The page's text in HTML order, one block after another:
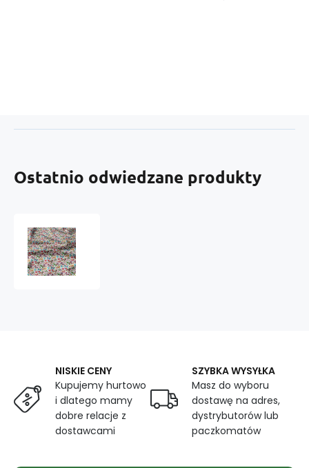
Ostatnio odwiedzane produkty
NISKIE CENY
Kupujemy hurtowo
i dlatego mamy
dobre relacje z
dostawcami
SZYBKA WYSYŁKA
Masz do wyboru
dostawę na adres,
dystrybutorów lub
paczkomatów